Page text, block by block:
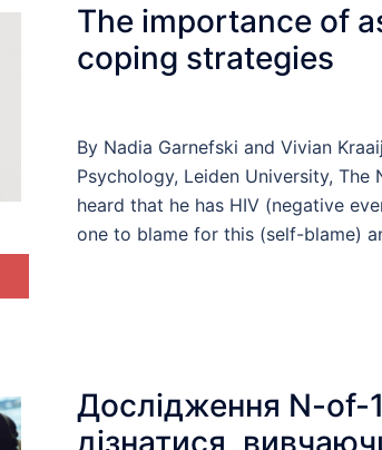
The importance of
coping strategies
By Nadia Garnefski and Vivian
Psychology, Leiden University, The
heard that he has HIV (negative
one to blame for this (self-blame)
Дослідження N-
дізнатися,